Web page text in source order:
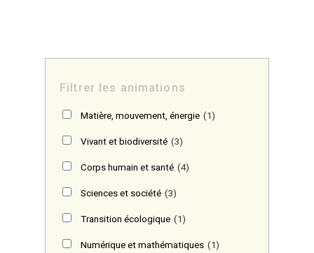
Filtrer les animations
Matière, mouvement, énergie (1)
Vivant et biodiversité (3)
Corps humain et santé (4)
Sciences et société (3)
Transition écologique (1)
Numérique et mathématiques (1)